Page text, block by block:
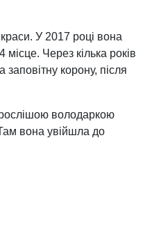
У 2017 році вона
Через кілька років
корону, після
володаркою
вона увійшла до